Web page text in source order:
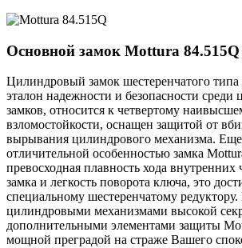
Основной замок Mottura 84.515Q
Цилиндровый замок шестеренчатого
эталон надежности и безопасности среди
замков, относится к четвертому
взломостойкости, оснащен защитой от
вырывания цилиндрового механизма.
отличительной особенностью замка
превосходная плавность хода внутренних
замка и легкость поворота ключа, это
специальному шестеренчатому
цилиндровыми механизмами высокой
дополнительными элементами защиты
мощной преградой на страже Вашего